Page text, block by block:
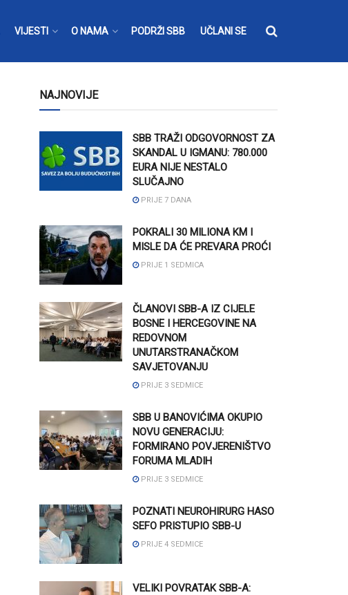
VIJESTI O NAMA PODRŽI SBB UČLANI SE
NAJNOVIJE
SBB TRAŽI ODGOVORNOST ZA
SKANDAL U IGMANU: 780.000
EURA NIJE NESTALO
SLUČAJNO
PRIJE 7 DANA
POKRALI 30 MILIONA KM I
MISLE DA ĆE PREVARA PROĆI
PRIJE 1 SEDMICA
ČLANOVI SBB-A IZ CIJELE
BOSNE I HERCEGOVINE NA
REDOVNOM
UNUTARSTRANAČKOM
SAVJETOVANJU
PRIJE 3 SEDMICE
SBB U BANOVIĆIMA OKUPIO
NOVU GENERACIJU:
FORMIRANO POVJERENIŠTVO
FORUMA MLADIH
PRIJE 3 SEDMICE
POZNATI NEUROHIRURG HASO
SEFO PRISTUPIO SBB-U
PRIJE 4 SEDMICE
VELIKI POVRATAK SBB-A: